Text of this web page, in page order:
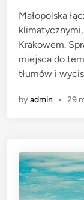
i
n
Małopolska
Krakowem.
miejsca do
tłumów i
byadmin • 29